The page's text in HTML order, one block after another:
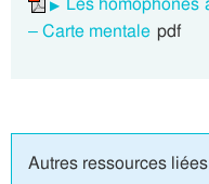
– Carte mentale pdf
Autres ressources